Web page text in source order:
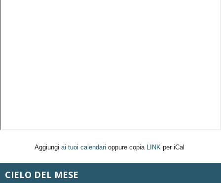
Aggiungi ai tuoi calendari oppure copia LINK per iCal
CIELO DEL MESE